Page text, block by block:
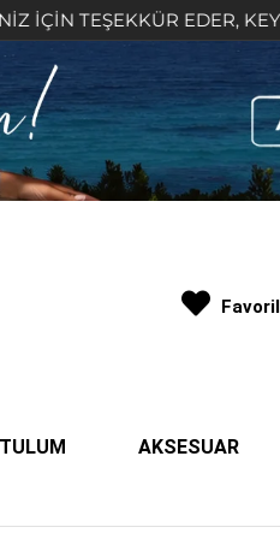
EDER, KEYİFLİ
AKSESUAR